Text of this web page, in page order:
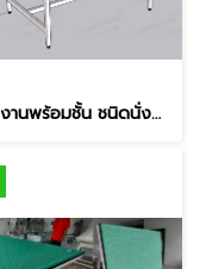
โต๊ะวางงานพร้อมชั้น ชนิดนั่งทำงาน Model : TS-80120